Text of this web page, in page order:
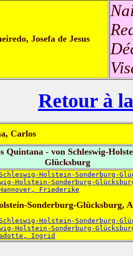
Josefa de Jesus
Retour à
Carlos
Quintana - von Schleswig-
Glücksburg
Holstein-Sonderburg-
Holstein-Sonderburg-
Friederike
Sonderburg-Glücksburg,
Holstein-Sonderburg-
Holstein-Sonderburg-
Ingrid